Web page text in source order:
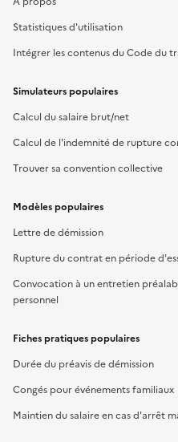
Statistiques d'utilisation
Intégrer les contenus du Code du
Simulateurs populaires
Calcul du salaire brut/net
Calcul de l'indemnité de rupture
Trouver sa convention collective
Modèles populaires
Lettre de démission
Rupture du contrat en période
Convocation à un entretien
personnel
Fiches pratiques populaires
Durée du préavis de démission
Congés pour événements familiaux
Maintien du salaire en cas d'arrêt